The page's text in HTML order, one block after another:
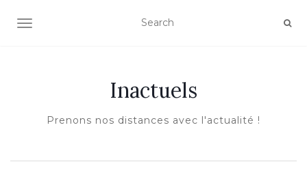
AFFICHER/MASQUER LA NAVIGATION
Inactuels
Prenons nos distances avec l'actualité !